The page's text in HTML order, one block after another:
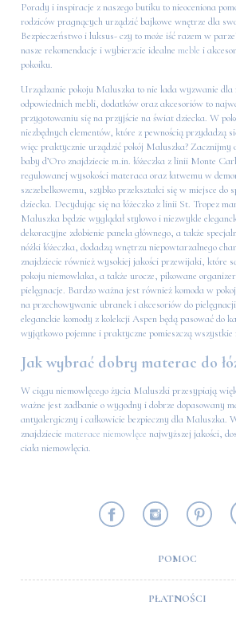
Porady i inspiracje z naszego butiku to nieoceniona
rodziców pragnących urządzić bajkowe wnętrze dla
Bezpieczeństwo i luksus- czy to może iść razem w
nasze rekomendacje i wybierzcie idealne meble i
pokoiku.
Urządzanie pokoju Maluszka to nie lada wyzwanie dla
odpowiednich mebli, dodatków oraz akcesoriów to
przygotowaniu się na przyjście na świat dziecka. W
niezbędnych elementów, które z pewnością przydadzą
więc praktycznie urządzić pokój Maluszka? Zacznijmy
baby d’Oro znajdziecie m.in. łóżeczka z linii Monte
regulowanej wysokości materaca oraz łatwemu w
szczebelkowemu, szybko przekształci się w miejsce do
dziecka. Decydując się na łóżeczko z linii St. Tropez
Maluszka będzie wyglądał stylowo i niezwykle
dekoracyjne zdobienie panela głównego, a także
nóżki łóżeczka, dodadzą wnętrzu niepowtarzalnego
znajdziecie również wysokiej jakości przewijaki, które
pokoju niemowlaka, a także urocze, pikowane
pielęgnacje. Bardzo ważna jest również komoda w
na przechowywanie ubranek i akcesoriów do
eleganckie komody z kolekcji Aspen będą pasować do
wyjątkowo pojemne i praktyczne pomieszczą
Jak wybrać dobry materac do
W ciągu niemowlęcego życia Maluszki przesypiają
ważne jest zadbanie o wygodny i dobrze dopasowany
antyalergiczny i całkowicie bezpieczny dla Maluszka.
znajdziecie materace niemowlęce najwyższej jakości,
ciała niemowlęcia.
POMOC
PŁATNOŚCI